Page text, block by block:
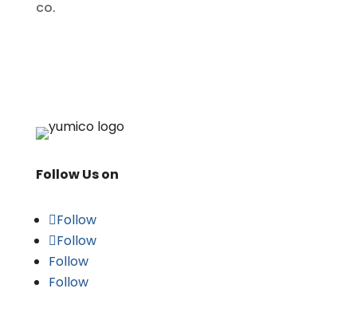
Follow Us on
Follow
Follow
Follow
Follow